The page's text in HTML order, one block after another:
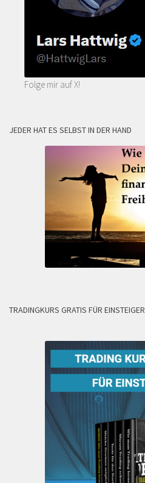
Folge mir auf X!
JEDER HAT ES SELBST IN DER HAND
TRADINGKURS GRATIS FÜR EINSTEIGER